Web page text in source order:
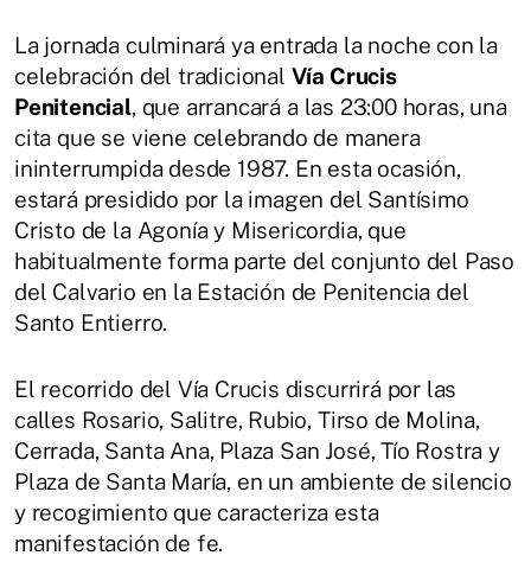
La jornada culminará ya entrada la noche con la
celebración del tradicional Vía Crucis
Penitencial, que arrancará a las 23:00 horas, una
cita que se viene celebrando de manera
ininterrumpida desde 1987. En esta ocasión,
estará presidido por la imagen del Santísimo
Cristo de la Agonía y Misericordia, que
habitualmente forma parte del conjunto del Paso
del Calvario en la Estación de Penitencia del
Santo Entierro.
El recorrido del Vía Crucis discurrirá por las
calles Rosario, Salitre, Rubio, Tirso de Molina,
Cerrada, Santa Ana, Plaza San José, Tío Rostra y
Plaza de Santa María, en un ambiente de silencio
y recogimiento que caracteriza esta
manifestación de fe.